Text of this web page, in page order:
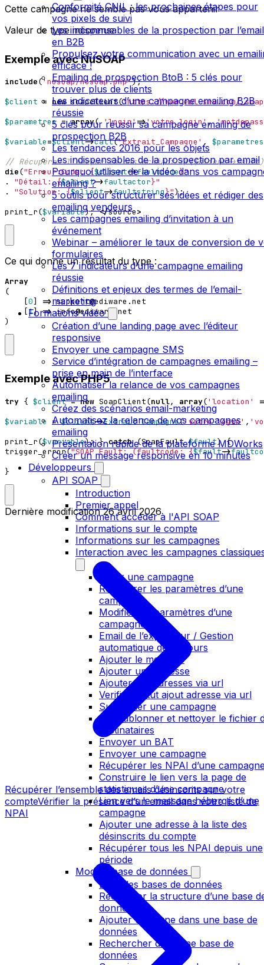
Conformité CNIL : les prochaines étapes pour
vos pixels de suivi
Les indispensables de la prospection par l’email
en B2B
Propulsez votre communication avec un
efficace !
Emailing de prospection BtoB : 5 clés pour
trouver plus de clients
Les indicateurs d’une campagne emailing B2B
réussie
5 clés pour réussir sa campagne emailing de
prospection B2B
Les tendances 2016 pour les objets
Les indispensables de la prospection par email
Pourquoi utiliser de la vidéo dans vos
emailing ?
5 outils pour structurer ses idées et rédiger des
emailing vendeurs
Les campagnes emailing d’invitation à un
événement
Webinar – améliorer le taux de conversion de
formulaires
Les 7 indicateurs d’une campagne emailing
réussie
Définitions et enjeux des termes de l’email-
marketing
Formations vidéo
Création d’une landing page avec l’éditeur
responsive
Envoyer une campagne SMS
Service d’intégration de campagnes emailing –
prise en main de l’interface
Automatiser la relance de vos campagnes
emailing
Créez des scénarios email-marketing
Automatisez la relance de vos campagnes
emailing
Présentation rapide de la plateforme MDWorks
Créer un message responsive en 10 minutes
Développeurs
API SOAP
Introduction
Premier appel
Comment accéder à l'API SOAP
Informations sur le compte
Informations sur les campagnes
Interaction avec les campagnes
Créer une campagne
Récupérer les paramètres d’une
campagne
Modifier les paramètres d’une
campagne
Email de l’expéditeur / Gestion
automatique des retours
Ajouter le message
Ajouter une adresse
Ajouter des adresses via url
Verifier statut ajout adresse via url
Supprimer une campagne
Dédoublonner et nettoyer le fichier
destinataires
Envoyer un BAT
Envoyer une campagne
Récupérer les NPAI d’une
Construire le lien vers la page de
statistiques d’une campagne
Lien vers le message hébergé d’une
campagne
Ajouter une adresse à la liste des
désinscrits du compte
Récupérer tous les NPAI depuis une
période
Module base de données
Lister les bases de données
Récupérer la structure d’une base
données
Ajouter une ligne dans une base de
données
Rechercher dans une base de
données
Cette campagne ne semble pas vous appartenir
Valeur de type inconnue
Exemple avec NuSOAP
include('nusoap/nusoap.php');
$client = new soapclient('https://www.eml-srv.com/
$parametres = array( 'login'=>'votre_login',
$variable=$client->call('Extrait_Campagne' , $parametres
die("Erreur:Code: {$client->faultcode}"
.
"Détail: {$client->faultactor}"
.
"Solution: {$client->faultstring}");
print_r($variable); </source>
Ce qui donne un résultat du type :
Array
(
[0] => support@ediware .net
[1] => info@ediware.net
)
Exemple avec PHP5
try { $client = new SoapClient(null, array('location'
$variable
= $client->Extrait_Campagne('votre_login' ,
print_r($variable); } catch (SoapFault $fault) {
trigger_error("SOAP Fault: (faultcode: {$fault->
}
Dernière modification26 avril 2026
Récupérer l’ensemble des emails désinscrits sur votre
compteVérifier la présence d’un email dans votre liste de
NPAI